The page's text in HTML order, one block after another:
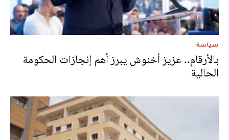
سياسة
بالأرقام.. عزيز أخنوش يبرز أهم إنجازات الحكومة
الحالية